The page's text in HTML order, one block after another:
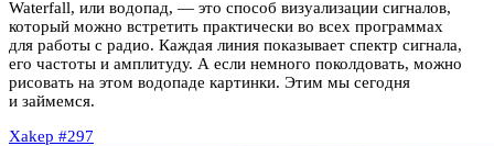
Waterfall, или водопад, — это способ визуализации сигналов,
который можно встретить практически во всех программах
для работы с радио. Каждая линия показывает спектр сигнала,
его частоты и амплитуду. А если немного поколдовать, можно
рисовать на этом водопаде картинки. Этим мы сегодня
и займемся.
Xakep #297